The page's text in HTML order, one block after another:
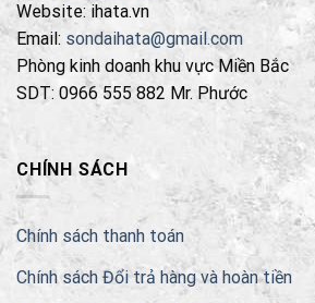
Website: ihata.vn
Email: sondaihata@gmail.com
Phòng kinh doanh khu vực Miền Bắc
SDT: 0966 555 882 Mr. Phước
CHÍNH SÁCH
Chính sách thanh toán
Chính sách Đổi trả hàng và hoàn tiền